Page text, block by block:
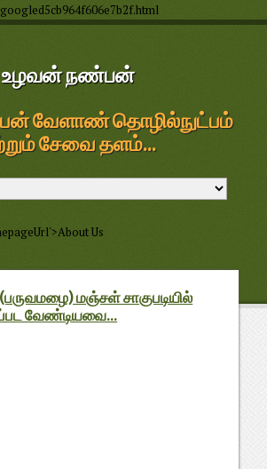
உழவன் நண்பன்
வேளாண் தொழில்நுட்பம்
சேவை தளம்...
Us
மஞ்சள் சாகுபடியில்
வேண்டியவை...